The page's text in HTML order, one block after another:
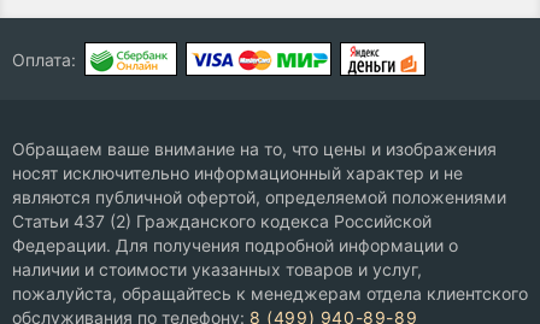
Оплата:
Обращаем ваше внимание на то, что цены и изображения
носят исключительно информационный характер и не
являются публичной офертой, определяемой положениями
Статьи 437 (2) Гражданского кодекса Российской
Федерации. Для получения подробной информации о
наличии и стоимости указанных товаров и услуг,
пожалуйста, обращайтесь к менеджерам отдела клиентского
обслуживания по телефону: 8 (499) 940-89-89